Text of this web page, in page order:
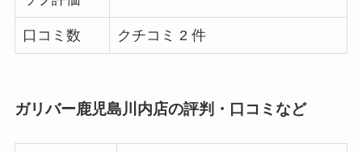
口コミ数 クチコミ 2 件
ガリバー鹿児島川内店の評判・口コミなど